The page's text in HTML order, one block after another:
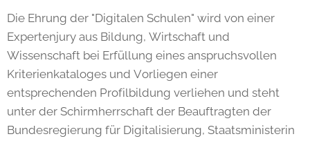
Die Ehrung der "Digitalen Schulen" wird von einer
Expertenjury aus Bildung, Wirtschaft und
Wissenschaft bei Erfüllung eines anspruchsvollen
Kriterienkataloges und Vorliegen einer
entsprechenden Profilbildung verliehen und steht
unter der Schirmherrschaft der Beauftragten der
Bundesregierung für Digitalisierung, Staatsministerin